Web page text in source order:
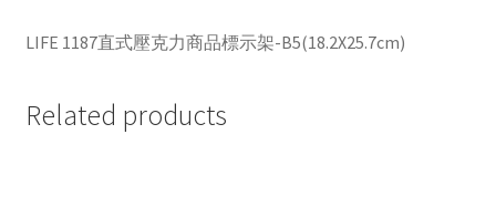
quantity
LIFE 1187直式壓克力商品標示架-B5(18.2X25.7cm)
Related products